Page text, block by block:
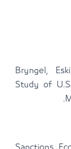
Bryngel,
Study of